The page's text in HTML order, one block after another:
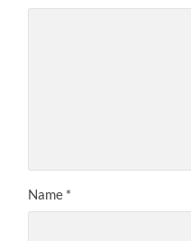
Name *